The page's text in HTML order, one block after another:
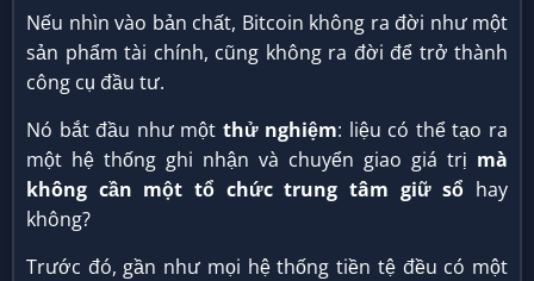
Nếu nhìn vào bản chất, Bitcoin không ra đời như một
sản phẩm tài chính, cũng không ra đời để trở thành
công cụ đầu tư.
Nó bắt đầu như một thử nghiệm: liệu có thể tạo ra
một hệ thống ghi nhận và chuyển giao giá trị mà
không cần một tổ chức trung tâm giữ sổ hay
không?
Trước đó, gần như mọi hệ thống tiền tệ đều có một